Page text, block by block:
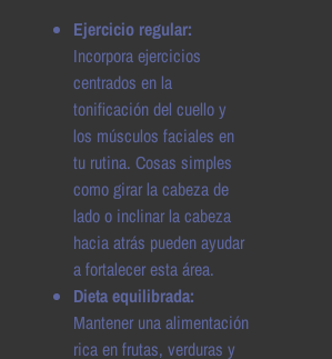
Ejercicio regular:
Incorpora ejercicios
centrados en la
tonificación del cuello y
los músculos faciales en
tu rutina. Cosas simples
como girar la cabeza de
lado o inclinar la cabeza
hacia atrás pueden ayudar
a fortalecer esta área.
Dieta equilibrada:
Mantener una alimentación
rica en frutas, verduras y